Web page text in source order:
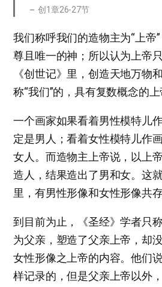
创1章26-27节
我们称呼我们的造物主为“上帝
尊且唯一的神；所以认为上帝
《创世记》里，创造天地万物
称“我们”的，具有复数概念的上
一个画家如果看着男性模特儿
定是男人；看着女性模特儿作
女人。而造物主上帝说，以上
造人，结果造出了男和女。这
里，有男性形像和女性形像共存
到目前为止，《圣经》学者只
为父亲，塑造了父亲上帝，却
女性形像之上帝的内容。他们
样记录的，但是父亲上帝以外